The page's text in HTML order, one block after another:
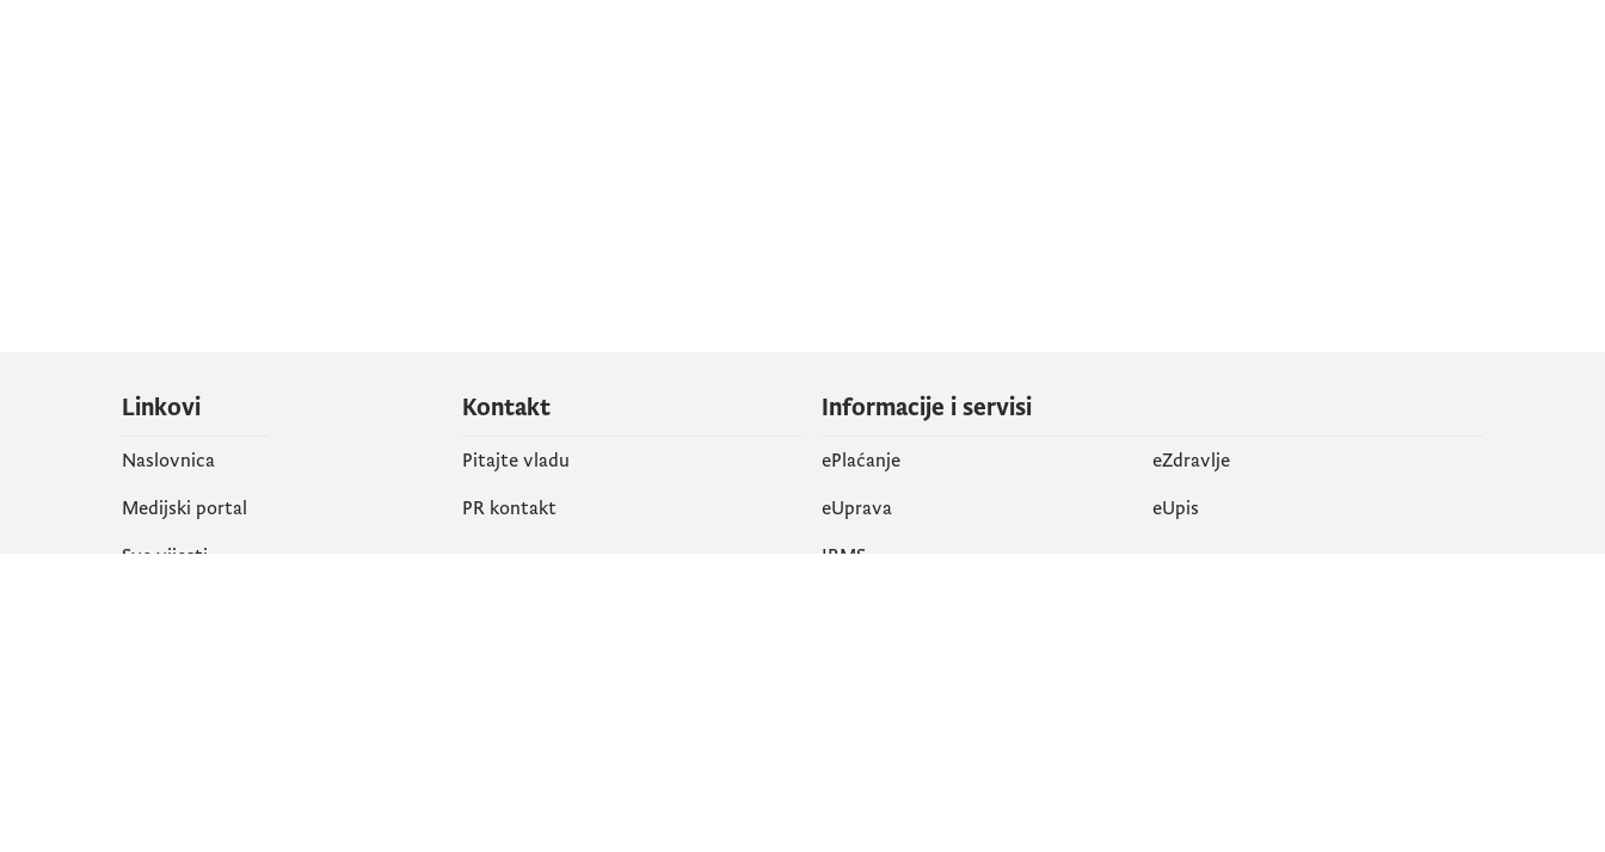
Linkovi
Naslovnica
Medijski portal
Sve vijesti
Kontakt
Pitajte vladu
PR kontakt
Informacije i servisi
ePlaćanje
eZdravlje
eUprava
еUpis
IRMS